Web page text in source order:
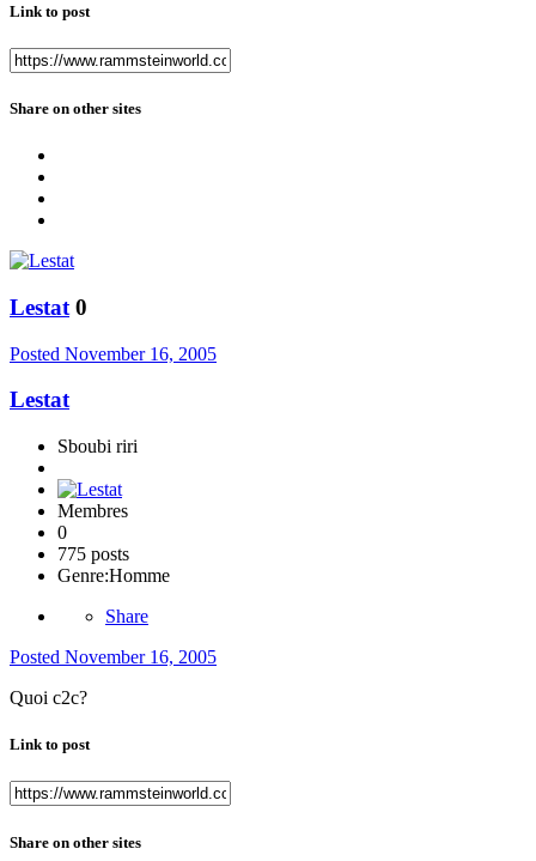
Link to post
Share on other sites
Lestat 0
Posted November 16, 2005
Lestat
Sboubi riri
Membres
0
775 posts
Genre:Homme
Share
Posted November 16, 2005
Quoi c2c?
Link to post
Share on other sites